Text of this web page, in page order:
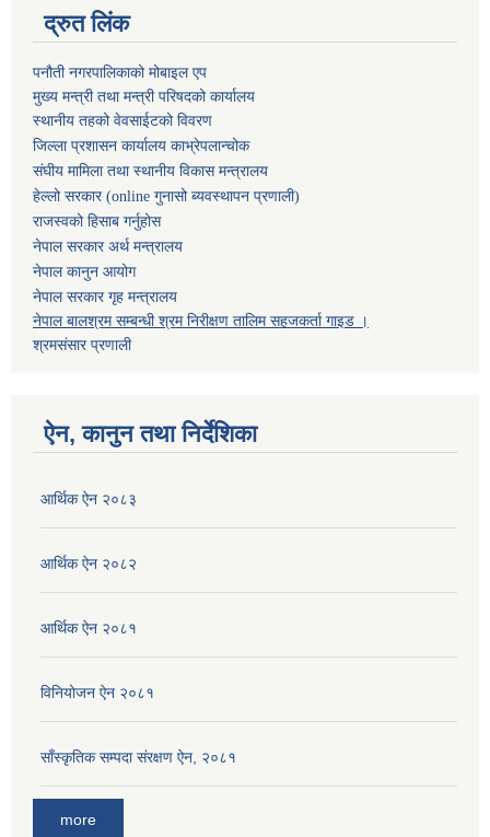
द्रुत लिंक
पनौती नगरपालिकाको मोबाइल एप
मुख्य मन्त्री तथा मन्त्री परिषदको कार्यालय
स्थानीय तहको वेवसाईटको विवरण
जिल्ला प्रशासन कार्यालय काभ्रेपलान्चोक
संघीय मामिला तथा स्थानीय विकास मन्त्रालय
हेल्लो सरकार (online गुनासो ब्यवस्थापन प्रणाली)
राजस्वको हिसाब गर्नुहोस
नेपाल सरकार अर्थ मन्त्रालय
नेपाल कानुन आयोग
नेपाल सरकार गृह मन्त्रालय
नेपाल बालश्रम सम्बन्धी श्रम निरीक्षण तालिम सहजकर्ता गाइड ।
श्रमसंसार प्रणाली
ऐन, कानुन तथा निर्देशिका
आर्थिक ऐन २०८३
आर्थिक ऐन २०८२
आर्थिक ऐन २०८१
विनियोजन ऐन २०८१
साँस्कृतिक सम्पदा संरक्षण ऐन, २०८१
more